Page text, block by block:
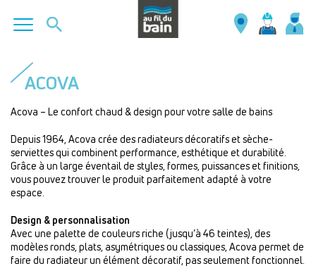
contenu
principal
ACOVA
Acova – Le confort chaud & design pour votre salle de bains
Depuis 1964, Acova crée des radiateurs décoratifs et sèche-
serviettes qui combinent performance, esthétique et durabilité.
Grâce à un large éventail de styles, formes, puissances et finitions,
vous pouvez trouver le produit parfaitement adapté à votre
espace.
Design & personnalisation
Avec une palette de couleurs riche (jusqu’à 46 teintes), des
modèles ronds, plats, asymétriques ou classiques, Acova permet de
faire du radiateur un élément décoratif, pas seulement fonctionnel.